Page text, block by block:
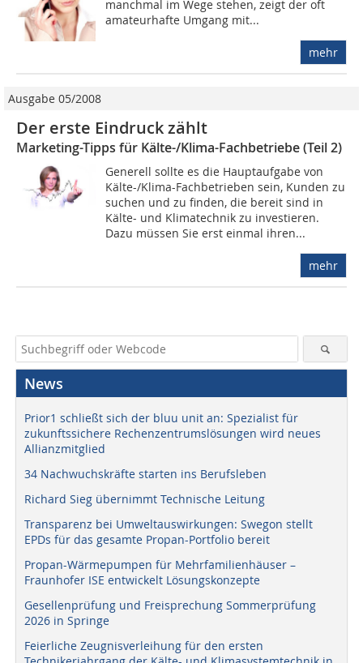
manchmal im Wege stehen, zeigt der oft
amateurhafte Umgang mit...
mehr
Ausgabe 05/2008
Der erste Eindruck zählt
Marketing-Tipps für Kälte-/Klima-Fachbetriebe (Teil 2)
Generell sollte es die Hauptaufgabe von
Kälte-/Klima-Fachbetrieben sein, Kunden zu
suchen und zu finden, die bereit sind in
Kälte- und Klimatechnik zu investieren.
Dazu müssen Sie erst einmal ihren...
mehr
News
Prior1 schließt sich der bluu unit an: Spezialist für
zukunftssichere Rechenzentrumslösungen wird neues
Allianzmitglied
34 Nachwuchskräfte starten ins Berufsleben
Richard Sieg übernimmt Technische Leitung
Transparenz bei Umweltauswirkungen: Swegon stellt
EPDs für das gesamte Propan-Portfolio bereit
Propan-Wärmepumpen für Mehrfamilienhäuser –
Fraunhofer ISE entwickelt Lösungskonzepte
Gesellenprüfung und Freisprechung Sommerprüfung
2026 in Springe
Feierliche Zeugnisverleihung für den ersten